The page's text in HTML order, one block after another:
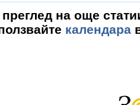
на още
календара